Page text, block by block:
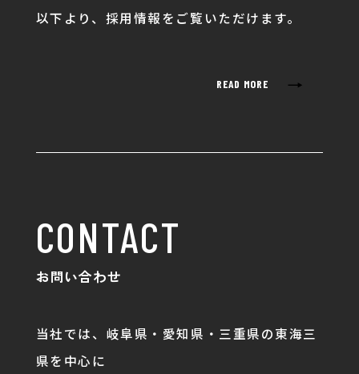
以下より、採用情報をご覧いただけます。
READ MORE →
CONTACT
お問い合わせ
当社では、岐阜県・愛知県・三重県の東海三
県を中心に